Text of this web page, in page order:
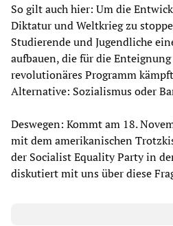
So gilt auch hier: Um die
Diktatur und Weltkrieg zu
Studierende und Jugendliche
aufbauen, die für die
revolutionäres Programm
Alternative: Sozialismus oder
Deswegen: Kommt am 18.
mit dem amerikanischen
der Socialist Equality Party in
diskutiert mit uns über diese